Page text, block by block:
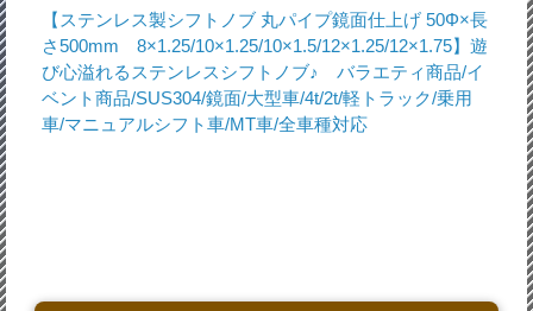
【ステンレス製シフトノブ 丸パイプ鏡面仕上げ 50Φ×長
さ500mm 8×1.25/10×1.25/10×1.5/12×1.25/12×1.75】遊
び心溢れるステンレスシフトノブ♪ バラエティ商品/イ
ベント商品/SUS304/鏡面/大型車/4t/2t/軽トラック/乗用
車/マニュアルシフト車/MT車/全車種対応